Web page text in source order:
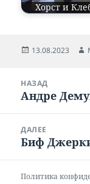
Хорст и
Опубликовано
13.08.2023
записям
НАЗАД
Предыдущая
Андре
ДАЛЕЕ
Следующая
Биф
Политика